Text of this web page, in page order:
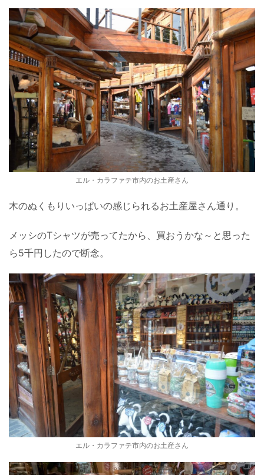
エル・カラファテ市内のお土産さん
木のぬくもりいっぱいの感じられるお土産屋さん通り。
メッシのTシャツが売ってたから、買おうかな～と思った
ら5千円したので断念。
エル・カラファテ市内のお土産さん